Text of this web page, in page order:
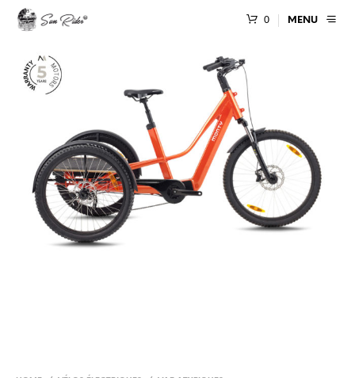
0 MENU